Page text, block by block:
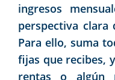
ingresos
perspectiva clara
Para ello, suma
fijas que recibes,
rentas o algún